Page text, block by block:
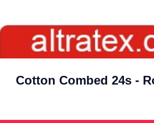
Cotton Combed 24s -